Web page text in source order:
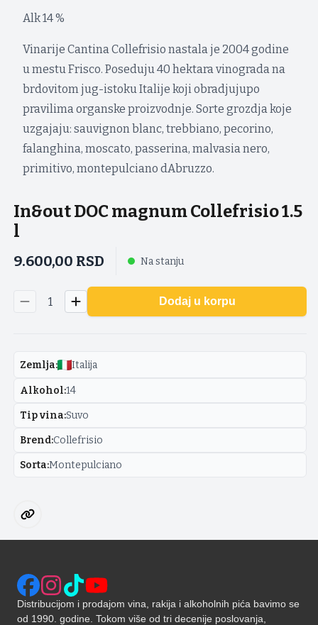
Alk 14 %
Vinarije Cantina Collefrisio nastala je 2004 godine
u mestu Frisco. Poseduju 40 hektara vinograda na
brdovitom jug-istoku Italije koji obradjujupo
pravilima organske proizvodnje. Sorte grozdja koje
uzgajaju: sauvignon blanc, trebbiano, pecorino,
falanghina, moscato, passerina, malvasia nero,
primitivo, montepulciano dAbruzzo.
In&out DOC magnum Collefrisio 1.5
l
9.600,00 RSD Na stanju
1 Dodaj u korpu
Zemlja: Italija
Alkohol:14
Tip vina:Suvo
Brend:Collefrisio
Sorta:Montepulciano
Distribucijom i prodajom vina, rakija i alkoholnih pića bavimo se
od 1990. godine. Tokom više od tri decenije poslovanja,